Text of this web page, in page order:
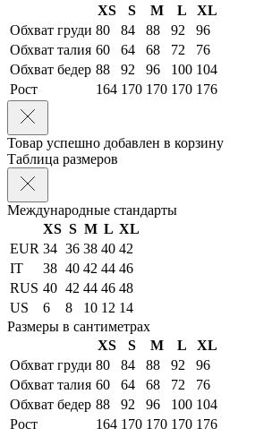
XS
S M L
XL
Обхват груди 80 84 88 92
96
Обхват талия 60 64 68 72
76
Обхват бедер 88 92 96 100 104
Рост
164 170 170 170 176
Товар успешно добавлен в корзину
Таблица размеров
Международные стандарты
XS S M L XL
EUR 34 36 38 40 42
IT
38 40 42 44 46
RUS 40 42 44 46 48
US
6 8 10 12 14
Размеры в сантиметрах
XS
S M L
XL
Обхват груди 80 84 88 92
96
Обхват талия 60 64 68 72
76
Обхват бедер 88 92 96 100 104
Рост
164 170 170 170 176